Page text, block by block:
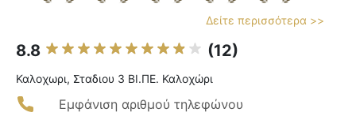
Δείτε περισσότερα >>
8.8 (12)
Καλοχωρι, Σταδιου 3 ΒΙ.ΠΕ. Καλοχώρι
Εμφάνιση αριθμού τηλεφώνου